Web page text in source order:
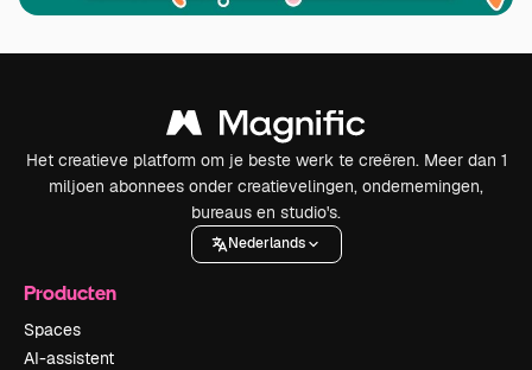
Het creatieve platform om je beste werk te creëren. Meer dan 1
miljoen abonnees onder creatievelingen, ondernemingen,
bureaus en studio's.
Nederlands
Producten
Spaces
AI-assistent